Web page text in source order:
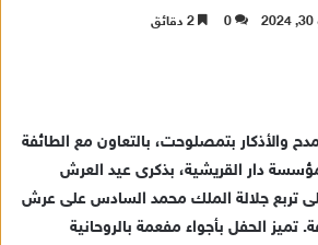
0
والأذكار بتمصلوحت، بالتعاون مع الطائفة
دار القريشية، بذكرى عيد العرش
25 سنة على تربع جلالة الملك محمد السادس على عرش
تميز الحفل بأجواء مفعمة بالروحانية